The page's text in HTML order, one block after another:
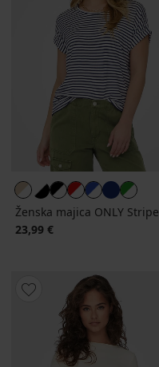
Ženska majica ONLY Stripe
23,99 €